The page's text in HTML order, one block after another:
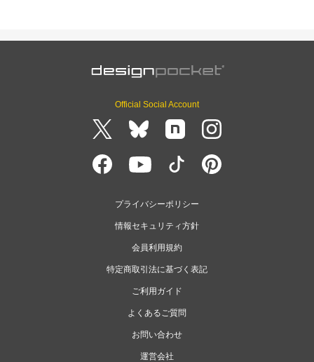
Official Social Account
プライバシーポリシー
情報セキュリティ方針
会員利用規約
特定商取引法に基づく表記
ご利用ガイド
よくあるご質問
お問い合わせ
運営会社